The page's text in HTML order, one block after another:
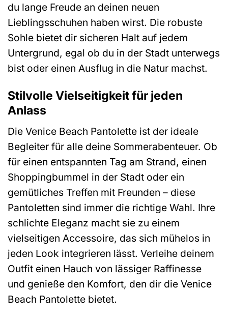
du lange Freude an deinen neuen
Lieblingsschuhen haben wirst. Die robuste
Sohle bietet dir sicheren Halt auf jedem
Untergrund, egal ob du in der Stadt unterwegs
bist oder einen Ausflug in die Natur machst.
Stilvolle Vielseitigkeit für jeden
Anlass
Die Venice Beach Pantolette ist der ideale
Begleiter für alle deine Sommerabenteuer. Ob
für einen entspannten Tag am Strand, einen
Shoppingbummel in der Stadt oder ein
gemütliches Treffen mit Freunden – diese
Pantoletten sind immer die richtige Wahl. Ihre
schlichte Eleganz macht sie zu einem
vielseitigen Accessoire, das sich mühelos in
jeden Look integrieren lässt. Verleihe deinem
Outfit einen Hauch von lässiger Raffinesse
und genieße den Komfort, den dir die Venice
Beach Pantolette bietet.